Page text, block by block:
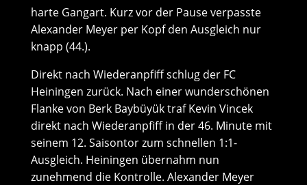
harte Gangart. Kurz vor der Pause verpasste
Alexander Meyer per Kopf den Ausgleich nur
knapp (44.).
Direkt nach Wiederanpfiff schlug der FC
Heiningen zurück. Nach einer wunderschönen
Flanke von Berk Baybüyük traf Kevin Vincek
direkt nach Wiederanpfiff in der 46. Minute mit
seinem 12. Saisontor zum schnellen 1:1-
Ausgleich. Heiningen übernahm nun
zunehmend die Kontrolle. Alexander Meyer